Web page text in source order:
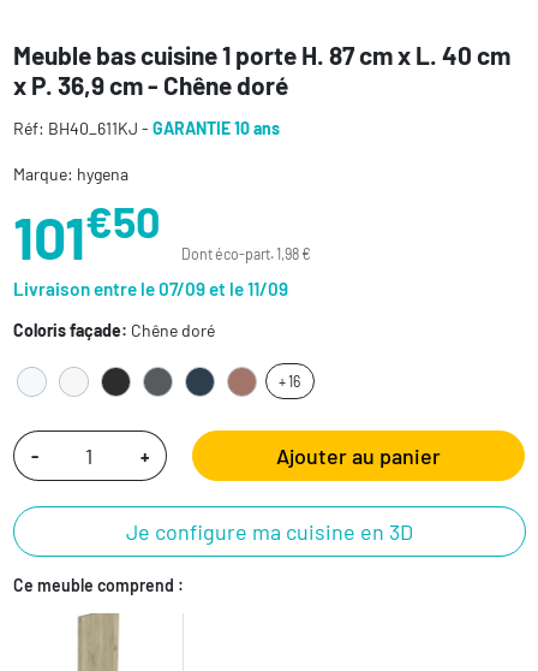
Meuble bas cuisine 1 porte H. 87 cm x L. 40 cm
x P. 36,9 cm - Chêne doré
Réf: BH40_611KJ - GARANTIE 10 ans
Marque: hygena
101€50
Dont éco-part. 1,98 €
Livraison entre le 07/09 et le 11/09
Coloris façade: Chêne doré
+ 16
- + Ajouter au panier
Je configure ma cuisine en 3D
Ce meuble comprend :